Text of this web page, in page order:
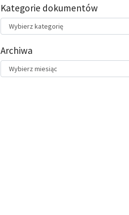
Kategorie dokumentów
Kategorie
dokumentów
Archiwa
Archiwa